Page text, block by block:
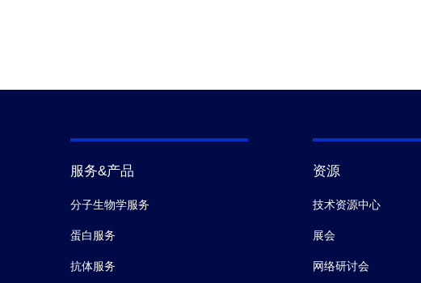
服务&产品
分子生物学服务
蛋白服务
抗体服务
资源
技术资源中心
展会
网络研讨会